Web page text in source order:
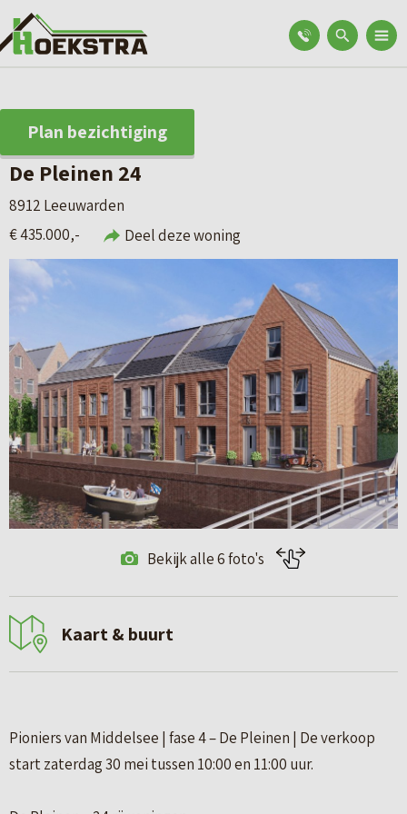
Plan bezichtiging
De Pleinen 24
8912 Leeuwarden
€ 435.000,-
Deel deze woning
Bekijk alle 6 foto's
Kaart & buurt
Pioniers van Middelsee | fase 4 – De Pleinen | De verkoop
start zaterdag 30 mei tussen 10:00 en 11:00 uur.